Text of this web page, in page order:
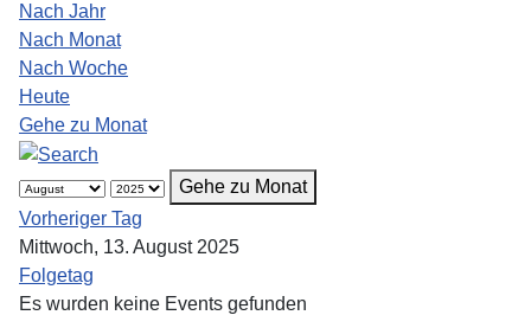
Nach Jahr
Nach Monat
Nach Woche
Heute
Gehe zu Monat
Gehe zu Monat
Vorheriger Tag
Mittwoch, 13. August 2025
Folgetag
Es wurden keine Events gefunden